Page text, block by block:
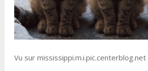
Vu sur mississippi.m.i.pic.centerblog.net